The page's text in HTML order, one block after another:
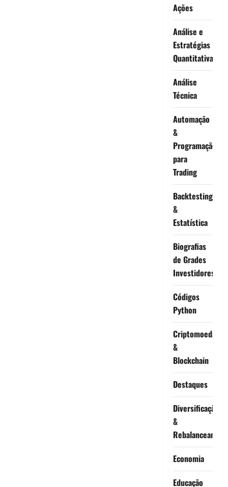
Ações
Análise e
Estratégias
Quantitativa
Análise
Técnica
Automação
&
Programação
para
Trading
Backtesting
&
Estatística
Biografias
de Grades
Investidores
Códigos
Python
Criptomoedas
&
Blockchain
Destaques
Diversificação
&
Economia
Educação